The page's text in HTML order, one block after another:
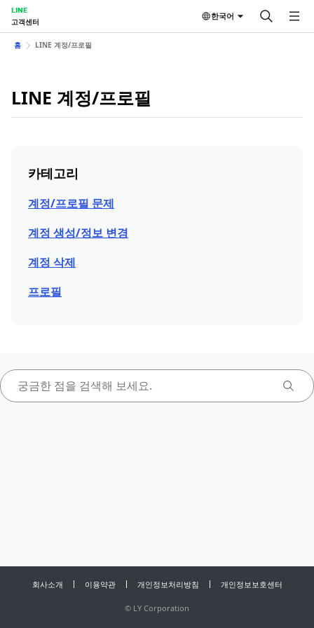
LINE
고객센터
한국어
홈 LINE 계정/프로필
LINE 계정/프로필
카테고리
계정/프로필 문제
계정 생성/정보 변경
계정 삭제
프로필
회사소개 이용약관 개인정보처리방침 개인정보보호센터
© LY Corporation